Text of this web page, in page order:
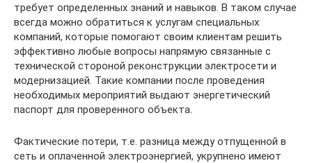
требует определенных знаний и навыков. В таком случае
всегда можно обратиться к услугам специальных
компаний, которые помогают своим клиентам решить
эффективно любые вопросы напрямую связанные с
технической стороной реконструкции электросети и
модернизацией. Такие компании после проведения
необходимых мероприятий выдают энергетический
паспорт для проверенного объекта.
Фактические потери, т.е. разница между отпущенной в
сеть и оплаченной электроэнергией, укрупнено имеют